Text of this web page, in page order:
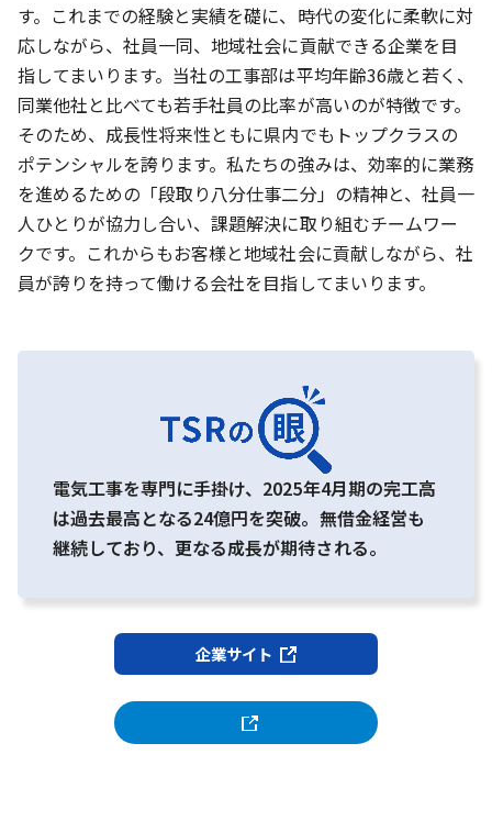
す。これまでの経験と実績を礎に、時代の変化に柔軟に対
応しながら、社員一同、地域社会に貢献できる企業を目
指してまいります。当社の工事部は平均年齢36歳と若く、
同業他社と比べても若手社員の比率が高いのが特徴です。
そのため、成長性将来性ともに県内でもトップクラスの
ポテンシャルを誇ります。私たちの強みは、効率的に業務
を進めるための「段取り八分仕事二分」の精神と、社員一
人ひとりが協力し合い、課題解決に取り組むチームワー
クです。これからもお客様と地域社会に貢献しながら、社
員が誇りを持って働ける会社を目指してまいります。
電気工事を専門に手掛け、2025年4月期の完工高
は過去最高となる24億円を突破。無借金経営も
継続しており、更なる成長が期待される。
企業サイト